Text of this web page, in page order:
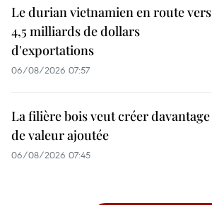
Le durian vietnamien en route vers
4,5 milliards de dollars
d'exportations
06/08/2026 07:57
La filière bois veut créer davantage
de valeur ajoutée
06/08/2026 07:45